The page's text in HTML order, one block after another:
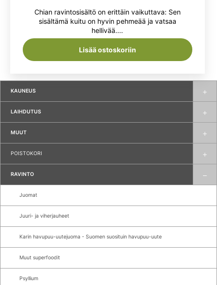
KAUNEUS
LAIHDUTUS
MUUT
POISTOKORI
RAVINTO
Juomat
Juuri- ja viherjauheet
Karin havupuu-uutejuoma - Suomen suosituin havupuu-uute
Muut superfoodit
Psyllium
hinta
oli:
7,95 €.
hinta
on:
Chian ravintosisältö on erittäin vaikuttava: Sen
sisältämä kuitu on hyvin pehmeää ja vatsaa
hellivää....
Lisää ostoskoriin